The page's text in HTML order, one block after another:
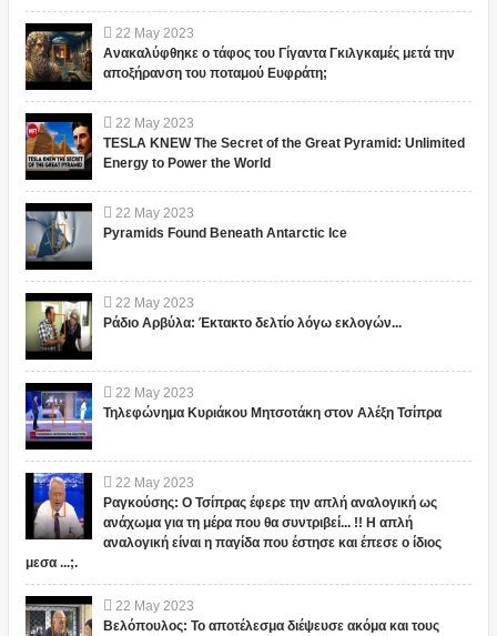
22 May 2023
Ανακαλύφθηκε ο τάφος του Γίγαντα Γκιλγκαμές μετά την
αποξήρανση του ποταμού Ευφράτη;
22 May 2023
TESLA KNEW The Secret of the Great Pyramid: Unlimited
Energy to Power the World
22 May 2023
Pyramids Found Beneath Antarctic Ice
22 May 2023
Ράδιο Αρβύλα: Έκτακτο δελτίο λόγω εκλογών...
22 May 2023
Τηλεφώνημα Κυριάκου Μητσοτάκη στον Αλέξη Τσίπρα
22 May 2023
Ραγκούσης: Ο Τσίπρας έφερε την απλή αναλογική ως
ανάχωμα για τη μέρα που θα συντριβεί... !! Η απλή
αναλογική είναι η παγίδα που έστησε και έπεσε ο ίδιος
μεσα ...;.
22 May 2023
Βελόπουλος: Το αποτέλεσμα διέψευσε ακόμα και τους